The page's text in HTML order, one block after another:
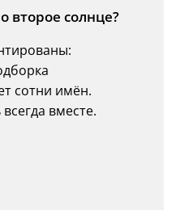
второе солнце?
сотни имён.
вместе.